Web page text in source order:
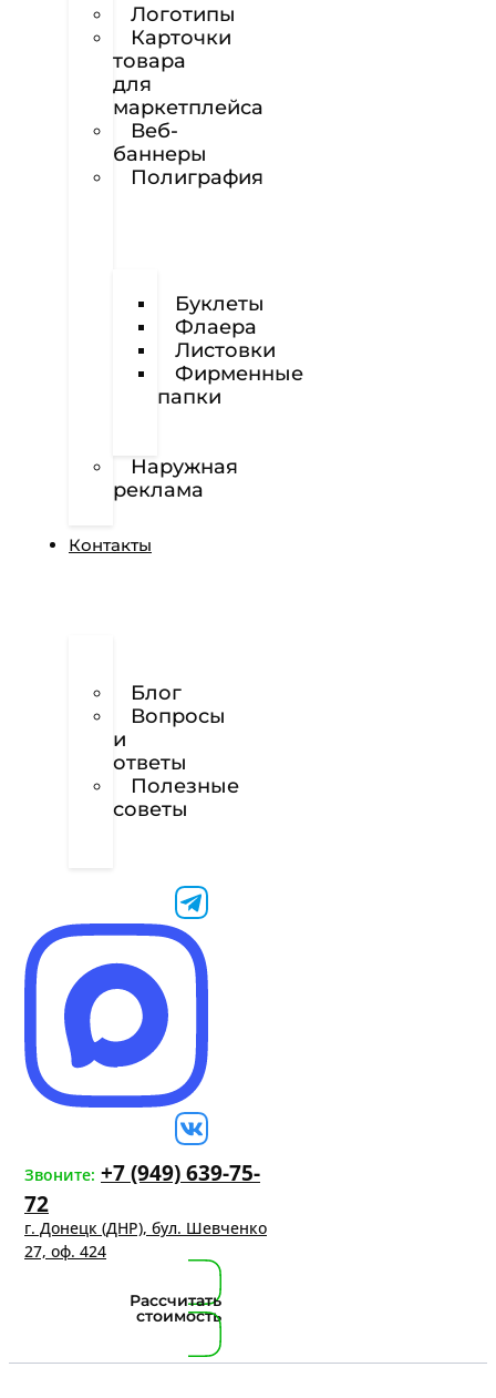
Логотипы
Карточки
товара
для
маркетплейса
Веб-
баннеры
Полиграфия
Буклеты
Флаера
Листовки
Фирменные
папки
Наружная
реклама
Контакты
Блог
Вопросы
и
ответы
Полезные
советы
Звоните: +7 (949) 639-75-
72
г. Донецк (ДНР), бул. Шевченко
27, оф. 424
Рассчитать
стоимость